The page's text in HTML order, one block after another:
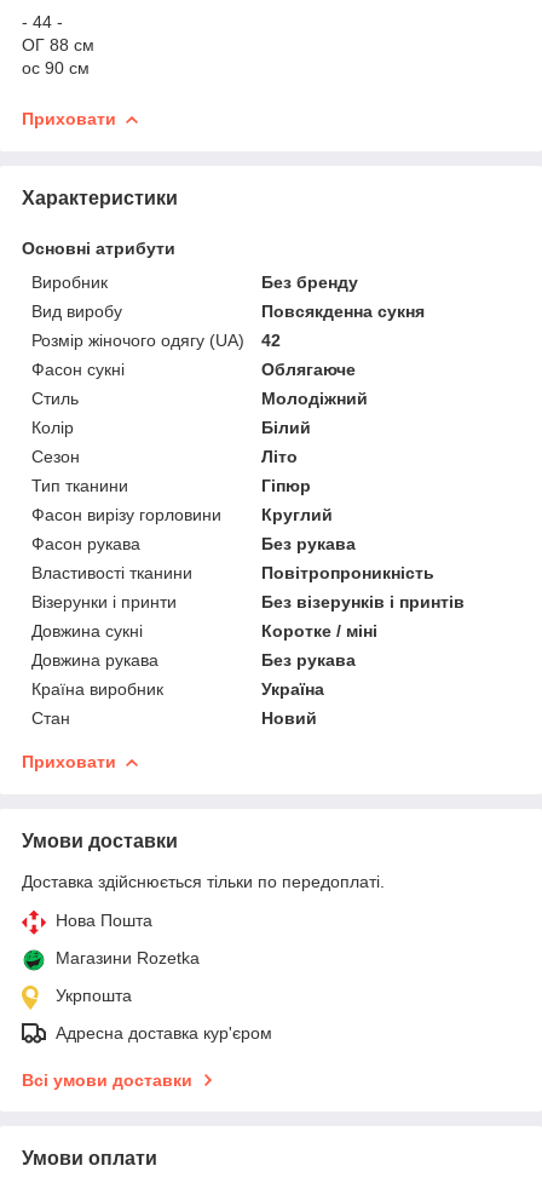
- 44 -
ОГ 88 см
ос 90 см
Приховати
Характеристики
Основні атрибути
Виробник
Без бренду
Вид виробу
Повсякденна сукня
Розмір жіночого одягу (UA)
42
Фасон сукні
Облягаюче
Стиль
Молодіжний
Колір
Білий
Сезон
Літо
Тип тканини
Гіпюр
Фасон вирізу горловини
Круглий
Фасон рукава
Без рукава
Властивості тканини
Повітропроникність
Візерунки і принти
Без візерунків і принтів
Довжина сукні
Коротке / міні
Довжина рукава
Без рукава
Країна виробник
Україна
Стан
Новий
Приховати
Умови доставки
Доставка здійснюється тільки по передоплаті.
Нова Пошта
Магазини Rozetka
Укрпошта
Адресна доставка кур'єром
Всі умови доставки
Умови оплати